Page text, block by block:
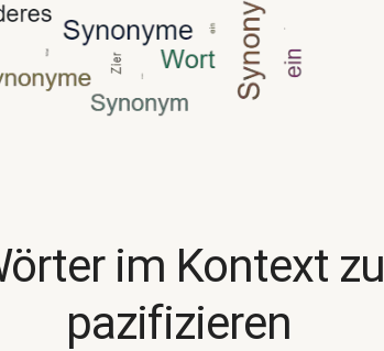
im Kontext zu
pazifizieren